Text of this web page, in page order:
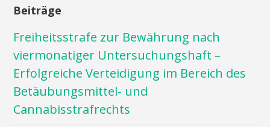
Beiträge
Freiheitsstrafe zur Bewährung nach
viermonatiger Untersuchungshaft –
Erfolgreiche Verteidigung im Bereich des
Betäubungsmittel- und
Cannabisstrafrechts